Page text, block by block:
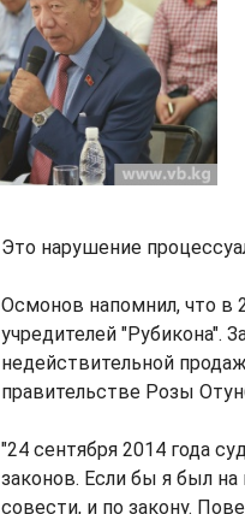
Это нарушение
Осмонов напомнил, что в
учредителей "Рубикона".
недействительной
правительстве Розы
"24 сентября 2014 года
законов. Если бы я был
совести, и по закону.